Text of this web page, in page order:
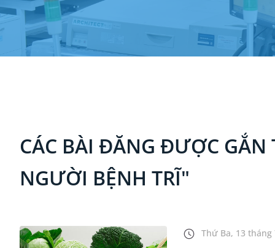
CÁC BÀI ĐĂNG ĐƯỢC GẮN
NGƯỜI BỆNH TRĨ"
Thứ Ba, 13 tháng